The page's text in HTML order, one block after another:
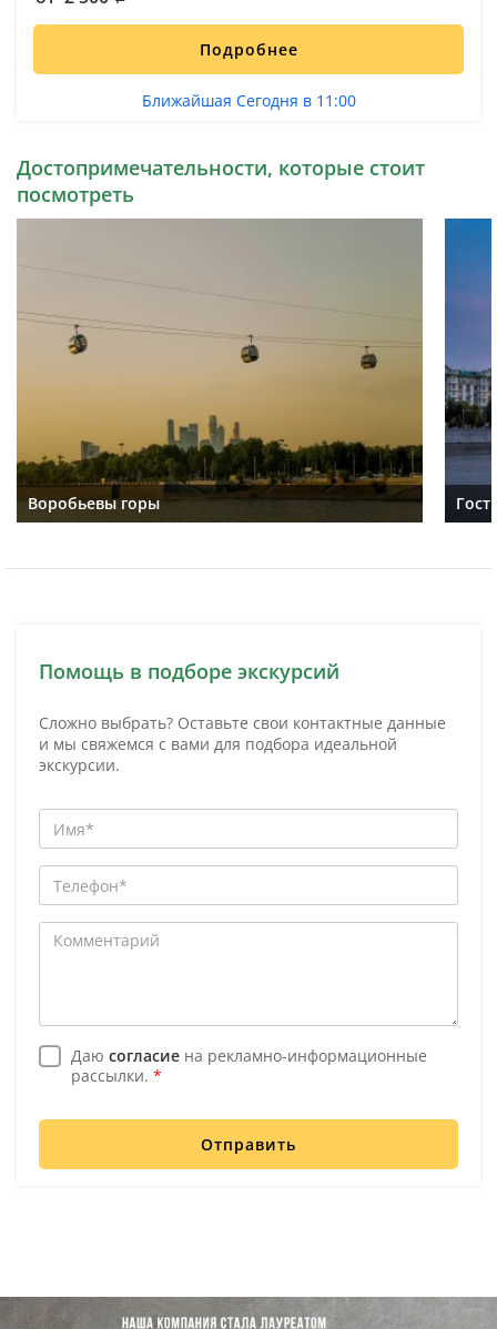
Подробнее
Ближайшая Сегодня в 11:00
Достопримечательности, которые стоит
посмотреть
Воробьевы горы
Помощь в подборе экскурсий
Сложно выбрать? Оставьте свои контактные данные
и мы свяжемся с вами для подбора идеальной
экскурсии.
Даю согласие на рекламно-информационные
рассылки. *
Отправить